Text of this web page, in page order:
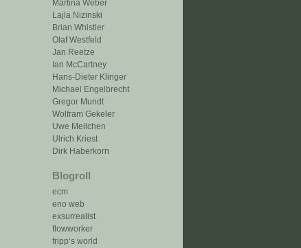
Martina Weber
Lajla Nizinski
Brian Whistler
Olaf Westfeld
Jan Reetze
Ian McCartney
Hans-Dieter Klinger
Michael Engelbrecht
Gregor Mundt
Wolfram Gekeler
Uwe Meilchen
Ulrich Kriest
Dirk Haberkorn
Blogroll
ecm
eno web
exsurrealist
flowworker
fripp‘s world